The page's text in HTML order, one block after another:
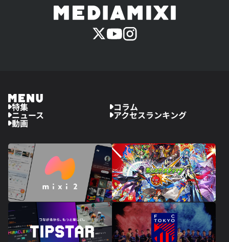
特集 コラム
ニュース アクセスランキング
動画